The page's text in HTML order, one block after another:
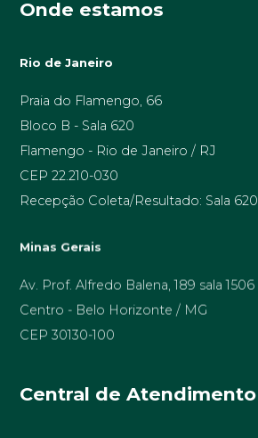
Onde estamos
Rio de Janeiro
Praia do Flamengo, 66
Bloco B - Sala 620
Flamengo - Rio de Janeiro / RJ
CEP 22.210-030
Recepção Coleta/Resultado: Sala 620
Minas Gerais
Av. Prof. Alfredo Balena, 189 sala 1506
Centro - Belo Horizonte / MG
CEP 30130-100
Central de Atendimento